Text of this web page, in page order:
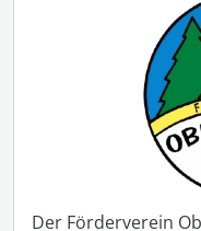
Der Förderverein